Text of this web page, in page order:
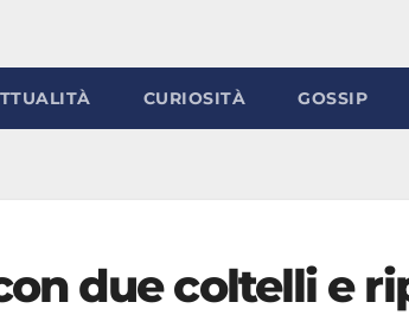
CURIOSITÀ GOSSIP
due coltelli e